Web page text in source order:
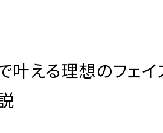
叶える理想のフェ